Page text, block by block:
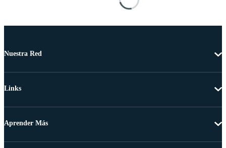
Nuestra Red
Links
Aprender Más